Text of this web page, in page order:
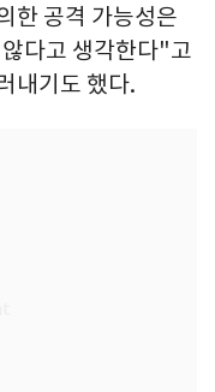
한 공격 가능성은
다고 생각한다"고
내기도 했다.